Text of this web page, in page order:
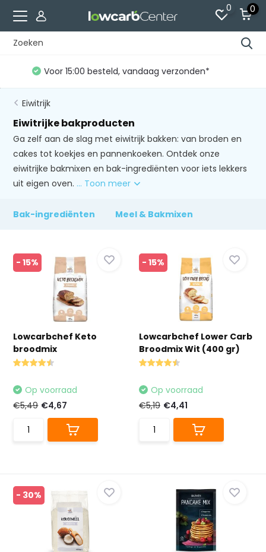
0 0
Gratis verzending vanaf €60 (NL)*
Eiwitrijk
Eiwitrijke bakproducten
Ga zelf aan de slag met eiwitrijk bakken: van broden en
cakes tot koekjes en pannenkoeken. Ontdek onze
eiwitrijke bakmixen en bak-ingrediënten voor iets lekkers
uit eigen oven. ... Toon meer
Bak-ingrediënten Meel & Bakmixen
- 15%
Lowcarbchef Keto
broodmix
Op voorraad
€5,49 €4,67
- 15%
Lowcarbchef Lower Carb
Broodmix Wit (400 gr)
Op voorraad
€5,19 €4,41
- 30%